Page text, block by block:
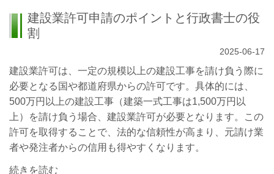
建設業許可申請のポイントと行政書士の役
割
2025-06-17
建設業許可は、一定の規模以上の建設工事を請け負う際に
必要となる国や都道府県からの許可です。 具体的には、
500万円以上の建設工事（建築一式工事は1,500万円以
上）を請け負う場合、建設業許可が必要となります。
この
許可を取得することで、法的な信頼性が高まり、元請け業
者や発注者からの信用も得やすくなります。
続きを読む